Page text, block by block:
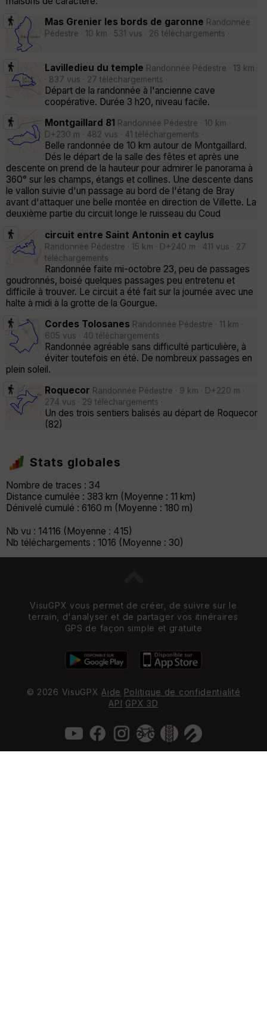
Mas Grenier les bords de garonne Randonnée
Pédestre · 10 km · 531 vus · 26 téléchargements ·
Lavilledieu du temple Randonnée Pédestre · 13 km
· 837 vus · 27 téléchargements ·
Départ de la randonnée à l'ancienne cave
coopérative. Durée 3 h20, niveau facile.
Montgaillard 81 Randonnée Pédestre · 10 km ·
D+230 m · 482 vus · 41 téléchargements ·
Belle randonnée de 10 km autour de Montgaillard.
Dés le départ de la salle des fêtes et après une
descente on prend de la hauteur pour admirer le panorama à
360° sur les champs, étangs et collines. Une descente dans
le vallon suivie d'un passage au bord de l'étang de Bray
avant d'attaquer une belle montée en direction de Villette. La
deuxième partie du circuit longe le ruisseau du Coud
circuit entre Saint Antonin et caylus
Randonnée Pédestre · 15 km · D+240 m · 411 vus · 27
téléchargements ·
Randonnée faite mi-octobre 23, peu de passages
goudronnés, boisé quelques passages peu entretenu et
difficile à trouver. Le circuit a été fait sur la journée avec une
halte à midi à la grotte de la Gourgue.
Cordes Tolosanes Randonnée Pédestre · 11 km ·
605 vus · 40 téléchargements ·
Randonnée agréable sans difficulté particulière, à
éviter toutefois en été. De nombreux passages en
plein soleil.
Roquecor Randonnée Pédestre · 9 km · D+220 m ·
274 vus · 29 téléchargements ·
Un des trois sentiers balisés au départ de Roquecor
(82)
Stats globales
Nombre de traces : 34
Distance cumulée : 383 km (Moyenne : 11 km)
Dénivelé cumulé : 6160 m (Moyenne : 180 m)
Nb vu : 14116 (Moyenne : 415)
Nb téléchargements : 1016 (Moyenne : 30)
VisuGPX vous permet de créer, de suivre sur le
terrain, d'analyser et de partager vos itinéraires
GPS de façon simple et gratuite
© 2026 VisuGPXAide Politique de confidentialité
API
GPX 3D